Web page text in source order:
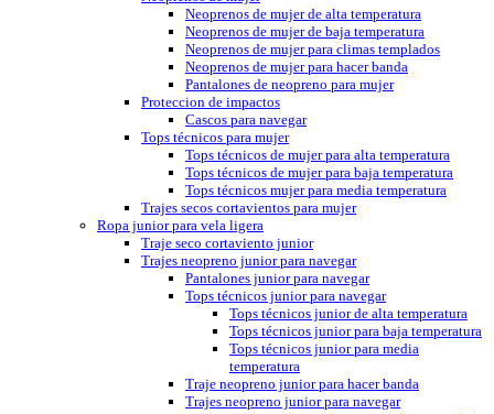
Neoprenos de mujer de alta temperatura
Neoprenos de mujer de baja temperatura
Neoprenos de mujer para climas templados
Neoprenos de mujer para hacer banda
Pantalones de neopreno para mujer
Proteccion de impactos
Cascos para navegar
Tops técnicos para mujer
Tops técnicos de mujer para alta temperatura
Tops técnicos de mujer para baja temperatura
Tops técnicos mujer para media temperatura
Trajes secos cortavientos para mujer
Ropa junior para vela ligera
Traje seco cortaviento junior
Trajes neopreno junior para navegar
Pantalones junior para navegar
Tops técnicos junior para navegar
Tops técnicos junior de alta temperatura
Tops técnicos junior para baja temperatura
Tops técnicos junior para media
temperatura
Traje neopreno junior para hacer banda
Trajes neopreno junior para navegar